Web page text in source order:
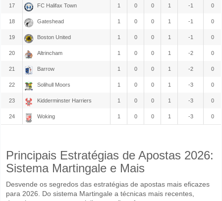
17 FC Halifax Town 1 0 0 1 -1 0
18 Gateshead 1 0 0 1 -1 0
19 Boston United 1 0 0 1 -1 0
20 Altrincham 1 0 0 1 -2 0
21 Barrow 1 0 0 1 -2 0
22 Solihull Moors 1 0 0 1 -3 0
23 Kidderminster Harriers 1 0 0 1 -3 0
24 Woking 1 0 0 1 -3 0
Principais Estratégias de Apostas 2026:
Sistema Martingale e Mais
Desvende os segredos das estratégias de apostas mais eficazes
para 2026. Do sistema Martingale a técnicas mais recentes,